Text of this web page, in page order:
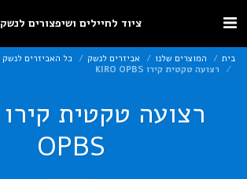
ציוד לחיילים ושיפצורים לנשק
בית המוצרים שלנו אביזרים לנשק
כל האביזרים לנשק
רצועה טקטית קירו KIRO OPBS
OPBS